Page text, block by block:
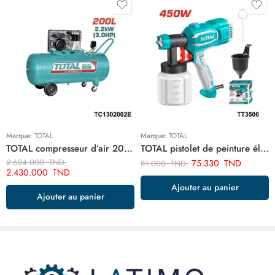
Marque: TOTAL
TOTAL compresseur d’air 200 litre 220v monophase TC1302002E
2.624.000TND
2.430.000 TND
Ajouter au panier
Marque: TOTAL
TOTAL pistolet de peinture électrique 450w TT3506
81.000TND 75.330 TND
Ajouter au panier